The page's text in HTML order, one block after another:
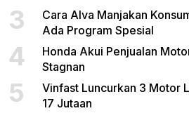
3
Cara Alva Manjakan
Ada Program Spesial
4
Honda Akui Penjualan
Stagnan
5
Vinfast Luncurkan 3 Motor
17 Jutaan